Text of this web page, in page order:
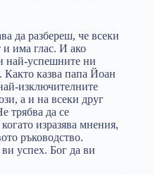
да разбереш, че всеки
има глас. И ако
най-успешните ни
казва папа Йоан
изключителните
а и на всеки друг
трябва да се
изразява мнения,
ръководство.
успех. Бог да ви